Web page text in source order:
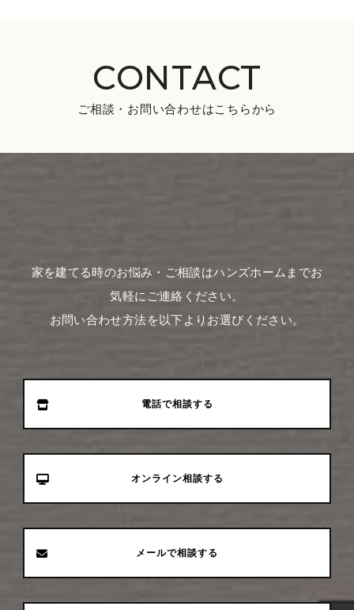
CONTACT
ご相談・お問い合わせはこちらから
家を建てる時のお悩み・ご相談はハンズホームまでお
気軽にご連絡ください。
お問い合わせ方法を以下よりお選びください。
電話で相談する
オンライン相談する
メールで相談する